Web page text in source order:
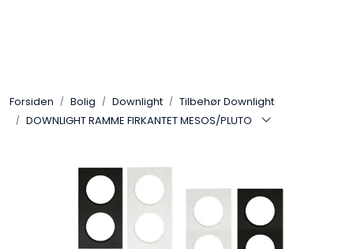
Forsiden Bolig Downlight
Tilbehør Downlight
DOWNLIGHT RAMME FIRKANTET MESOS/PLUTO
Industri
LED-striper 24V
Lyskaster/Effekt